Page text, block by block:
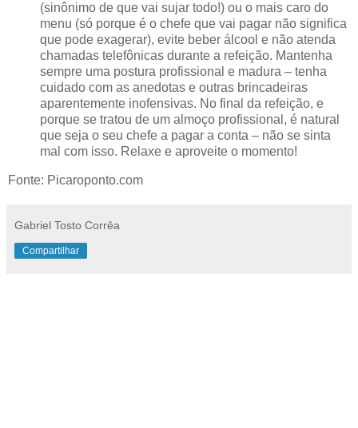
(sinônimo de que vai sujar todo!) ou o mais caro do
menu (só porque é o chefe que vai pagar não significa
que pode exagerar), evite beber álcool e não atenda
chamadas telefônicas durante a refeição. Mantenha
sempre uma postura profissional e madura – tenha
cuidado com as anedotas e outras brincadeiras
aparentemente inofensivas. No final da refeição, e
porque se tratou de um almoço profissional, é natural
que seja o seu chefe a pagar a conta – não se sinta
mal com isso. Relaxe e aproveite o momento!
Fonte: Picaroponto.com
Gabriel Tosto Corrêa
Compartilhar